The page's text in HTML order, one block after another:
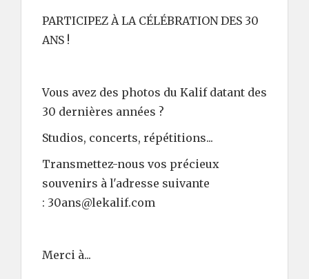
PARTICIPEZ À LA CÉLÉBRATION DES 30
ANS !
Vous avez des photos du Kalif datant des
30 dernières années ?
Studios, concerts, répétitions...
Transmettez-nous vos précieux
souvenirs à l'adresse suivante
: 30ans@lekalif.com
Merci à...